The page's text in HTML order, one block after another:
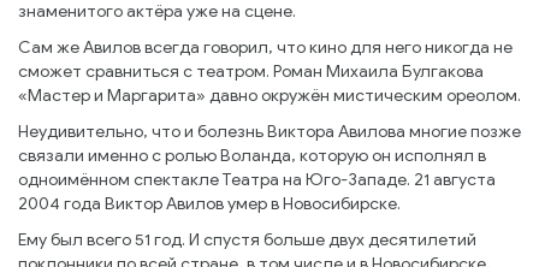
знаменитого актёра уже на сцене.
Сам же Авилов всегда говорил, что кино для него никогда не
сможет сравниться с театром. Роман Михаила Булгакова
«Мастер и Маргарита» давно окружён мистическим ореолом.
Неудивительно, что и болезнь Виктора Авилова многие позже
связали именно с ролью Воланда, которую он исполнял в
одноимённом спектакле Театра на Юго-Западе. 21 августа
2004 года Виктор Авилов умер в Новосибирске.
Ему был всего 51 год. И спустя больше двух десятилетий